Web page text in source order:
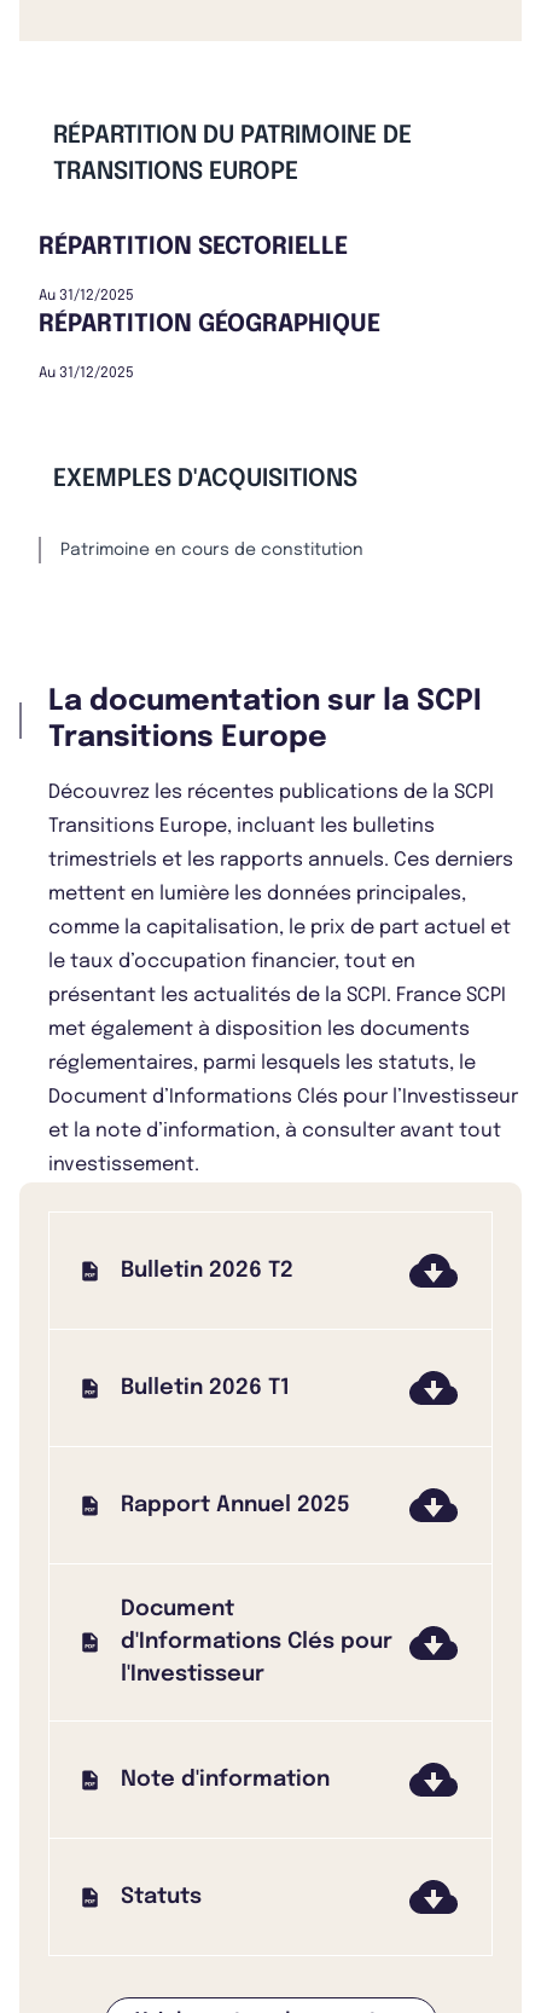
RÉPARTITION DU PATRIMOINE DE
TRANSITIONS EUROPE
RÉPARTITION SECTORIELLE
Au 31/12/2025
RÉPARTITION GÉOGRAPHIQUE
Au 31/12/2025
EXEMPLES D'ACQUISITIONS
Patrimoine en cours de constitution
La documentation sur la SCPI
Transitions Europe
Découvrez les récentes publications de la SCPI
Transitions Europe, incluant les bulletins
trimestriels et les rapports annuels. Ces derniers
mettent en lumière les données principales,
comme la capitalisation, le prix de part actuel et
le taux d’occupation financier, tout en
présentant les actualités de la SCPI. France SCPI
met également à disposition les documents
réglementaires, parmi lesquels les statuts, le
Document d’Informations Clés pour l’Investisseur
et la note d’information, à consulter avant tout
investissement.
Bulletin 2026 T2
Bulletin 2026 T1
Rapport Annuel 2025
Document
d'Informations Clés pour
l'Investisseur
Note d'information
Statuts